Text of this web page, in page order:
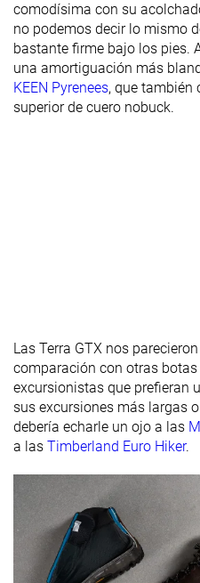
ImpermeabilizaciónImpermeables
Material
Piel o cuero
exterior
Anchura /
ajuste
Media
Anchura de la
delantera
Estrecha
Profundidad
del dibujo de
la suela
4.0 mm
comodísima con su
no podemos decir lo mismo
bastante firme bajo los pies.
una amortiguación más
KEEN Pyrenees, que también
superior de cuero nobuck.
Las Terra GTX nos
comparación con otras
excursionistas que prefieran
sus excursiones más largas
debería echarle un ojo a las
a las Timberland Euro Hiker.